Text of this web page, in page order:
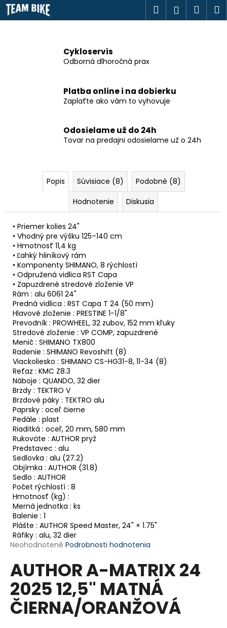
Prejsť
na
obsah
Hľadať
Priemerné
produktu
je
0,0
z
5
hviezdičiek.
Neohodnotené Podrobnosti hodnotenia
AUTHOR A-MATRIX 24
2025 12,5" MATNÁ
ČIERNA/ORANŽOVÁ
Cykloservis
Odborná dlhoročná prax
Platba online i na dobierku
Zaplaťte ako vám to vyhovuje
Odosielame už do 24h
Tovar na predajni odosielame už o 24h
Popis Súvisiace (8)
Podobné (8)
Hodnotenie
Diskusia
• Priemer kolies 24"
• Vhodný pre výšku 125–140 cm
• Hmotnosť 11,4 kg
• Ľahký hliníkový rám
• Komponenty SHIMANO, 8 rýchlostí
• Odpružená vidlica RST Capa
• Zapuzdrené stredové zloženie VP
Rám : alu 6061 24"
Predná vidlica : RST Capa T 24 (50 mm)
Hlavové zloženie : PRESTINE 1-1/8"
Prevodník : PROWHEEL, 32 zubov, 152 mm kľuky
Stredové zloženie : VP COMP, zapuzdrené
Menič : SHIMANO TX800
Radenie : SHIMANO Revoshift (8)
Viackoliesko : SHIMANO CS-HG31-8, 11-34 (8)
Reťaz : KMC Z8.3
Náboje : QUANDO, 32 dier
Brzdy : TEKTRO V
Brzdové páky : TEKTRO alu
Paprsky : oceľ čierne
Pedále : plast
Riaditká : oceľ, 20 mm, 580 mm
Rukoväte : AUTHOR pryž
Predstavec : alu
Sedlovka : alu (27.2)
Objímka : AUTHOR (31.8)
Sedlo : AUTHOR
Počet rýchlostí : 8
Hmotnosť (kg) :
Merná jednotka : ks
Balenie : 1
Plášte : AUTHOR Speed Master, 24" × 1.75"
Ráfiky : alu, 32 dier
K
o
e
n
á
j
s
ť
?
HĽADAŤ
O
d
p
o
r
ú
č
a
m
e
LIBERTY
E-
VIA
3SPD
€1
158
Pôvodne:
€1
289